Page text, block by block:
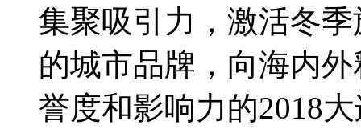
集聚吸引力，激活冬
的城市品牌，向海内
誉度和影响力的2018